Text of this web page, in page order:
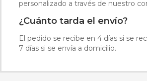
personalizado a través de nuestro
¿Cuánto tarda el envío?
El pedido se recibe en 4 días si se
7 días si se envía a domicilio.